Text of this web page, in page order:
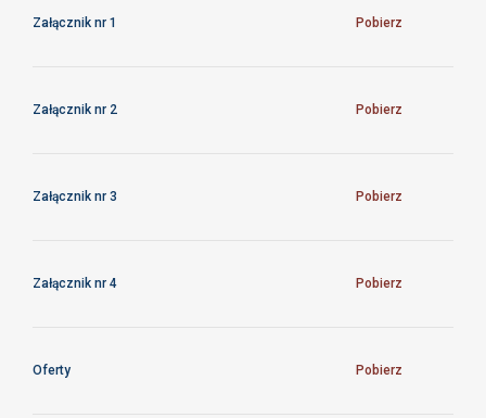
Załącznik nr 1 Pobierz
Załącznik nr 2 Pobierz
Załącznik nr 3 Pobierz
Załącznik nr 4 Pobierz
Oferty Pobierz